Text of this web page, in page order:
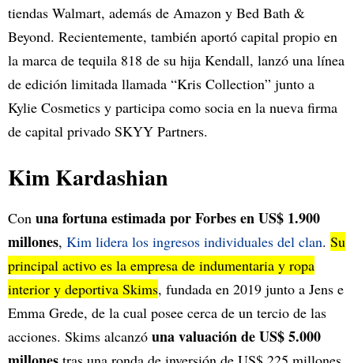
tiendas Walmart, además de Amazon y Bed Bath &
Beyond. Recientemente, también aportó capital propio en
la marca de tequila 818 de su hija Kendall, lanzó una línea
de edición limitada llamada “Kris Collection” junto a
Kylie Cosmetics y participa como socia en la nueva firma
de capital privado SKYY Partners.
Kim Kardashian
Con una fortuna estimada por Forbes en US$ 1.900
millones, Kim lidera los ingresos individuales del clan. Su
principal activo es la empresa de indumentaria y ropa
interior y deportiva Skims, fundada en 2019 junto a Jens e
Emma Grede, de la cual posee cerca de un tercio de las
acciones. Skims alcanzó una valuación de US$ 5.000